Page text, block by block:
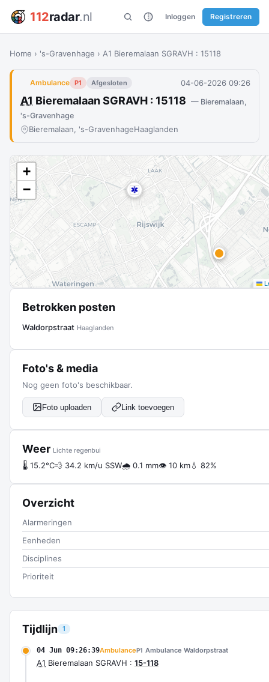
112radar.nl Inloggen Registreren
Home › 's-Gravenhage › A1 Bieremalaan SGRAVH : 15118
Ambulance P1 Afgesloten 04-06-2026 09:26
A1 Bieremalaan SGRAVH : 15118 — Bieremalaan,
's-Gravenhage
Bieremalaan, 's-GravenhageHaaglanden
Tijdlijn 1
04 Jun 09:26:39AmbulanceP1 Ambulance Waldorpstraat
A1 Bieremalaan SGRAVH : 15-118
+
−
Betrokken posten
Waldorpstraat Haaglanden
Foto's & media
Nog geen foto's beschikbaar.
Foto uploaden Link toevoegen
Weer Lichte regenbui
🌡 15.2°C💨 34.2 km/u SSW🌧 0.1 mm👁 10 km💧 82%
Overzicht
Alarmeringen
Eenheden
Disciplines
Prioriteit